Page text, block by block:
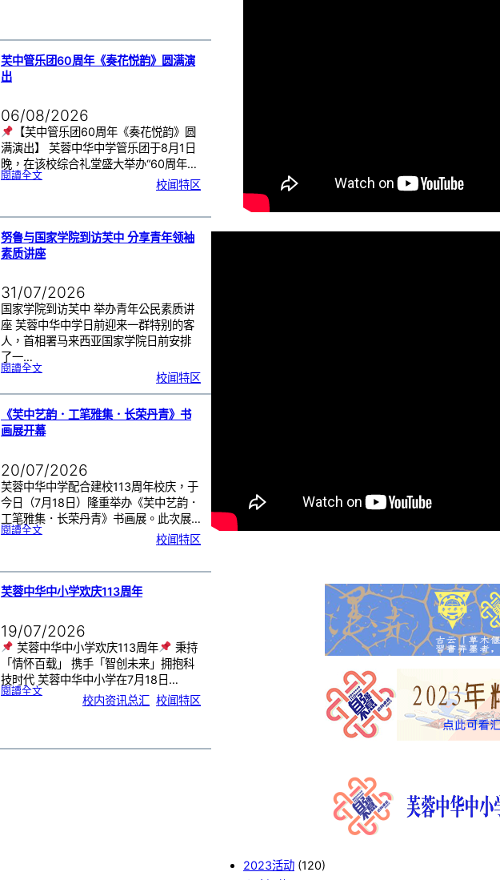
年
亚
科
学
营
芙中管乐团60周年《奏花悦韵》圆满演
出
06/08/2026
【芙中管乐团60周年《奏花悦韵》圆
满演出】 芙蓉中华中学管乐团于8月1日
晚，在该校综合礼堂盛大举办“60周年…
閱讀全文:芙
0
周
《
奏
花
悦
韵
》
校闻特区
努鲁与国家学院到访芙中 分享青年领袖
素质讲座
31/07/2026
国家学院到访芙中 举办青年公民素质讲
座 芙蓉中华中学日前迎来一群特别的客
人，首相署马来西亚国家学院日前安排
了一…
閱讀全文:努
家
院
到
访
芙
中
分
享
袖
素
质
讲
座
校闻特区
《芙中艺韵．工笔雅集．长荣丹青》书
画展开幕
20/07/2026
芙蓉中华中学配合建校113周年校庆，于
今日（7月18日）隆重举办《芙中艺韵．
工笔雅集．长荣丹青》书画展。此次展…
閱讀全文:《
笔
集
．
长
荣
书
画
展
开
幕
校闻特区
芙蓉中华中小学欢庆113周年
19/07/2026
芙蓉中华中小学欢庆113周年
秉持
「情怀百载」 携手「智创未来」拥抱科
技时代 芙蓉中华中小学在7月18日…
閱讀全文:芙
1
1
校内资讯总汇 校闻特区
2023活动 (120)